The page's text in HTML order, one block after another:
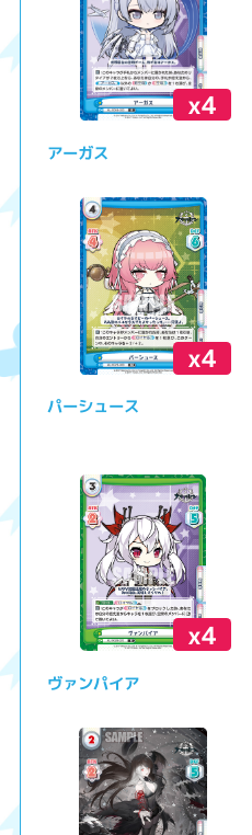
x4
アーガス
x4
パーシュース
x4
ヴァンパイア